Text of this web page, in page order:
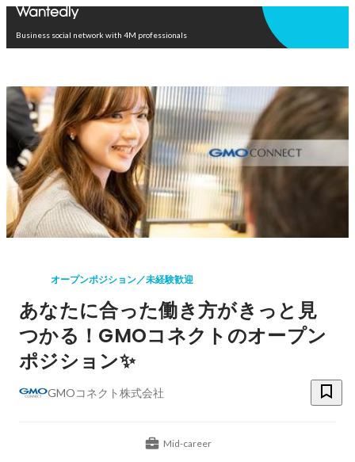
Business social network with 4M professionals
オープンポジション／未経験歓迎
あなたに合った働き方がきっと見
つかる！GMOコネクトのオープン
ポジション✨
GMOコネクト株式会社
Mid-career